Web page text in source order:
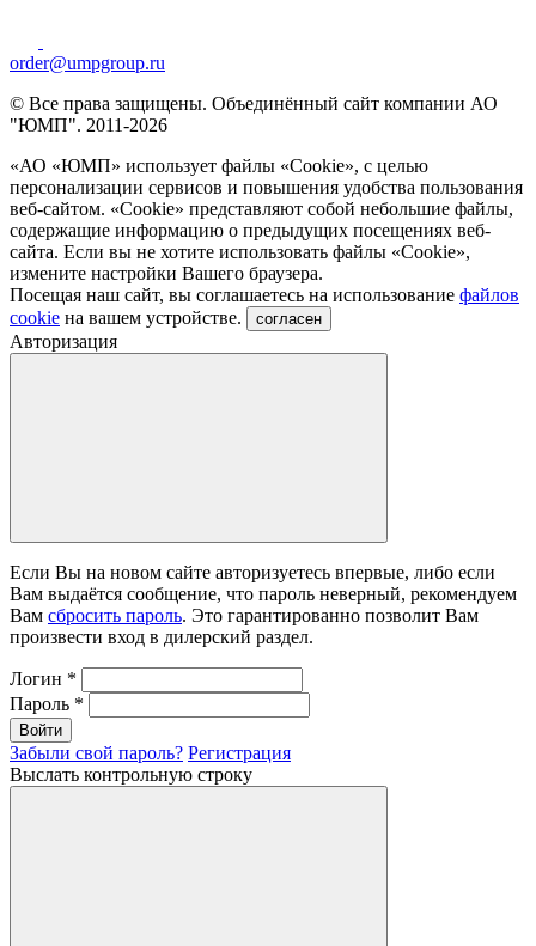
order@umpgroup.ru
© Все права защищены. Объединённый сайт компании АО
"ЮМП". 2011-2026
«АО «ЮМП» использует файлы «Сookie», с целью
персонализации сервисов и повышения удобства пользования
веб-сайтом. «Cookie» представляют собой небольшие файлы,
содержащие информацию о предыдущих посещениях веб-
сайта. Если вы не хотите использовать файлы «Сookie»,
измените настройки Вашего браузера.
Посещая наш сайт, вы соглашаетесь на использование файлов
cookie на вашем устройстве. согласен
Авторизация
Если Вы на новом сайте авторизуетесь впервые, либо если
Вам выдаётся сообщение, что пароль неверный, рекомендуем
Вам сбросить пароль. Это гарантированно позволит Вам
произвести вход в дилерский раздел.
Логин *
Пароль *
Войти
Забыли свой пароль? Регистрация
Выслать контрольную строку